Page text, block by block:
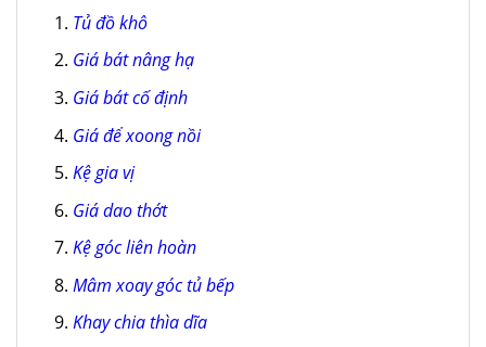
Tủ đồ khô
Giá bát nâng hạ
Giá bát cố định
Giá để xoong nồi
Kệ gia vị
Giá dao thớt
Kệ góc liên hoàn
Mâm xoay góc tủ bếp
Khay chia thìa dĩa